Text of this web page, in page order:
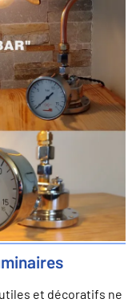
et décoratifs ne